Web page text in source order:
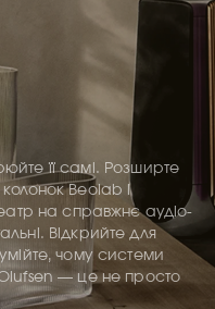
її самі. Розширте
Beolab і
на справжнє аудіо-
Відкрийте для
чому системи
— це не просто